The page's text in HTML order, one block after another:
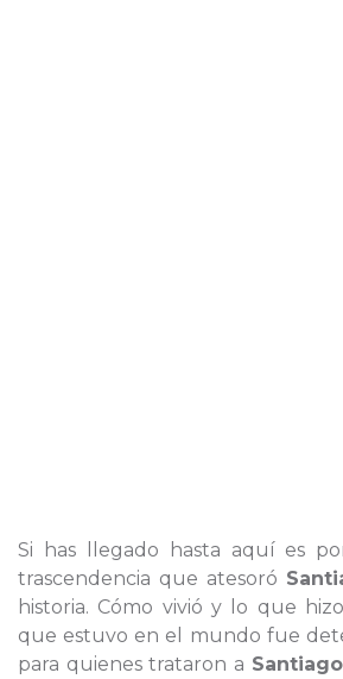
Si has llegado hasta aquí es
trascendencia que atesoró
historia. Cómo vivió y lo que
que estuvo en el mundo fue
para quienes trataron a